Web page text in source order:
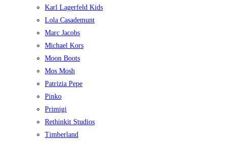
Karl Lagerfeld Kids
Lola Casademunt
Marc Jacobs
Michael Kors
Moon Boots
Mos Mosh
Patrizia Pepe
Pinko
Primigi
Rethinkit Studios
Timberland